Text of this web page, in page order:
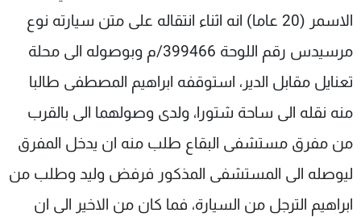
الاسمر (20 عاما) انه اثناء انتقاله على متن سيارته نوع
مرسيدس رقم اللوحة 399466/م وبوصوله الى محلة
تعنايل مقابل الدير، استوقفه ابراهيم المصطفى طالبا
منه نقله الى ساحة شتورا، ولدى وصولهما الى بالقرب
من مفرق مستشفى البقاع طلب منه ان يدخل المفرق
ليوصله الى المستشفى المذكور فرفض وليد وطلب من
ابراهيم الترجل من السيارة، فما كان من الاخير الى ان
لاعلاناتكم
شروط الإسـتخدام